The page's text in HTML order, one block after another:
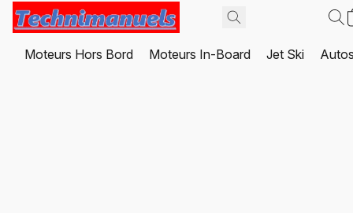
Moteurs Hors Bord Moteurs In-Board Jet Ski